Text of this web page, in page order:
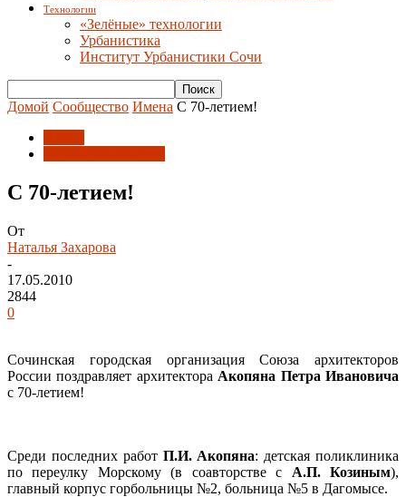
Технологии
«Зелёные» технологии
Урбанистика
Институт Урбанистики Сочи
Домой Сообщество Имена С 70-летием!
С 70-летием!
От
Наталья Захарова
-
17.05.2010
2844
0
Сочинская городская организация Союза архитекторов
России поздравляет архитектора Акопяна Петра Ивановича
с 70-летием!
Среди последних работ П.И. Акопяна: детская поликлиника
по переулку Морскому (в соавторстве с А.П. Козиным),
главный корпус горбольницы №2, больница №5 в Дагомысе.